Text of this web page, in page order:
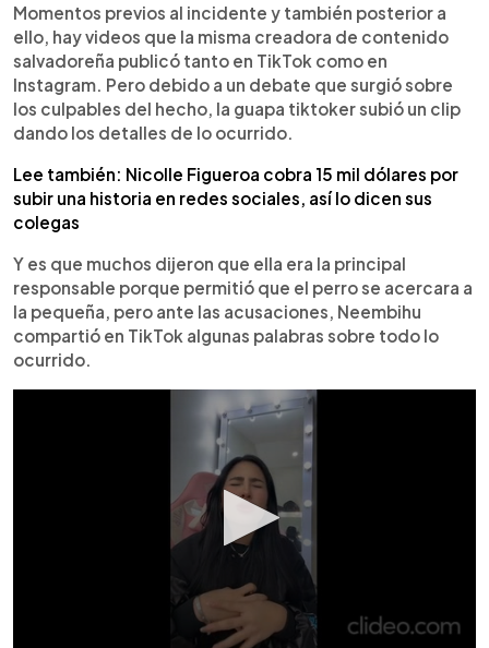
Momentos previos al incidente y también posterior a
ello, hay videos que la misma creadora de contenido
salvadoreña publicó tanto en TikTok como en
Instagram. Pero debido a un debate que surgió sobre
los culpables del hecho, la guapa tiktoker subió un clip
dando los detalles de lo ocurrido.
Lee también: Nicolle Figueroa cobra 15 mil dólares por
subir una historia en redes sociales, así lo dicen sus
colegas
Y es que muchos dijeron que ella era la principal
responsable porque permitió que el perro se acercara a
la pequeña, pero ante las acusaciones, Neembihu
compartió en TikTok algunas palabras sobre todo lo
ocurrido.